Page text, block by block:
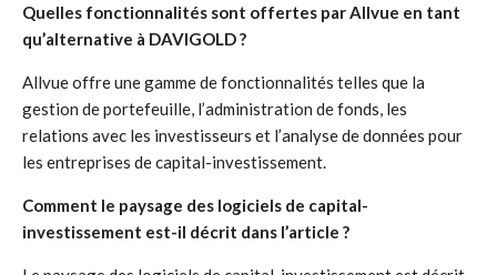
Quelles fonctionnalités sont offertes par Allvue en tant
qu’alternative à DAVIGOLD ?
Allvue offre une gamme de fonctionnalités telles que la
gestion de portefeuille, l’administration de fonds, les
relations avec les investisseurs et l’analyse de données pour
les entreprises de capital-investissement.
Comment le paysage des logiciels de capital-
investissement est-il décrit dans l’article ?